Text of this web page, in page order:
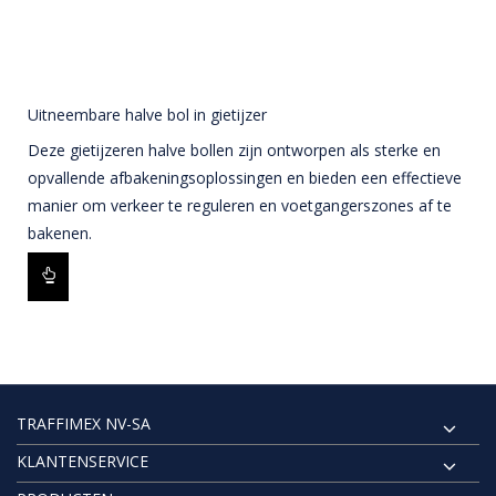
Uitneembare halve bol in gietijzer
Deze gietijzeren halve bollen zijn ontworpen als sterke en
opvallende afbakeningsoplossingen en bieden een effectieve
manier om verkeer te reguleren en voetgangerszones af te
bakenen.
TRAFFIMEX NV-SA
KLANTENSERVICE